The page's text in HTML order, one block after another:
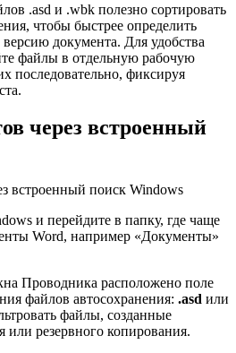
.asd и .wbk полезно сортировать
чтобы быстрее определить
документа. Для удобства
файлы в отдельную рабочую
последовательно, фиксируя
через встроенный
и перейдите в папку, где чаще
Word, например «Документы»
Проводника расположено поле
файлов автосохранения: .asd или
файлы, созданные
или резервного копирования.